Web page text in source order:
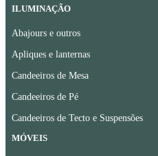
ILUMINAÇÃO
Abajours e outros
Apliques e lanternas
Candeeiros de Mesa
Candeeiros de Pé
Candeeiros de Tecto e Suspensões
MÓVEIS